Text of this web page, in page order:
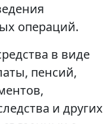
операций.
в виде
пенсий,
и других